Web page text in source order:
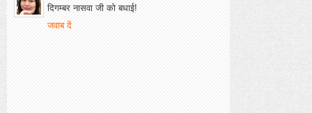
दिगम्बर नासवा जी को बधाई!
जवाब दें